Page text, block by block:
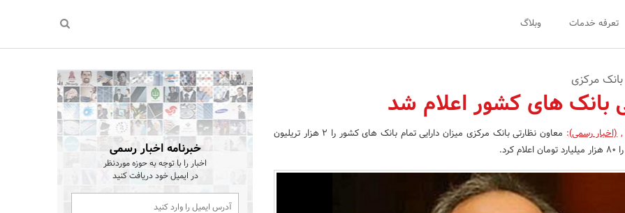
تعرفه خدمات وبلاگ
مرکزی
بانک های کشور اعلام شد
,(اخبار رسمی):
معاون نظارتی بانک مرکزی میزان دارایی تمام بانک های کشور را 2 هزار تریلیون
خبرنامه اخبار رسمی
اخبار را با توجه به حوزه موردنظر
در ایمیل خود دریافت کنید